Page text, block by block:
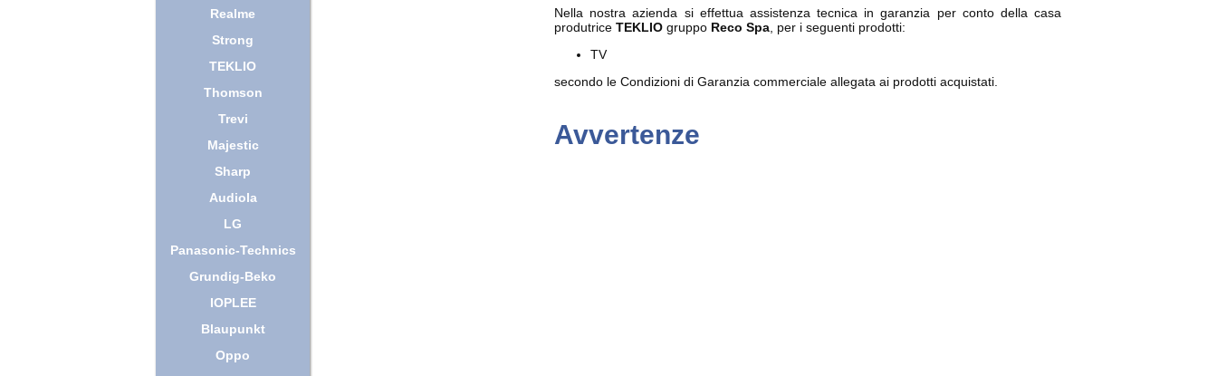
Realme
Strong
TEKLIO
Thomson
Trevi
Majestic
Sharp
Audiola
LG
Panasonic-Technics
Grundig-Beko
IOPLEE
Blaupunkt
Oppo
Nella nostra azienda si effettua assistenza tecnica in garanzia per conto della casa
produtrice TEKLIO gruppo Reco Spa , per i seguenti prodotti:
TV
secondo le Condizioni di Garanzia commerciale allegata ai prodotti acquistati.
Avvertenze